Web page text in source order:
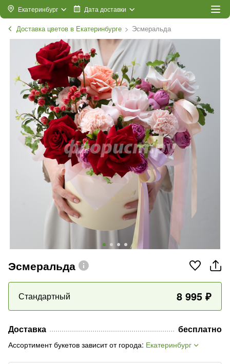
Екатеринбург Дата доставки
Доставка цветов в Екатеринбурге Эсмеральда
Эсмеральда
Стандартный 8 995 ₽
Доставка бесплатно
Ассортимент букетов зависит от города: Екатеринбург